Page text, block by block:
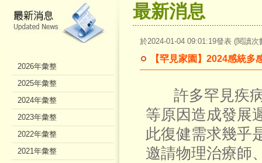
最新消息
於2024-01-04 09:01:19發表 (閱讀次
【罕見家園】2024感統
許多罕見疾
等原因造成發展
此復健需求幾乎
邀請物理治療師
2026年彙整
2025年彙整
2024年彙整
2023年彙整
2022年彙整
2021年彙整